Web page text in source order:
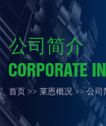
公司简介
首页 >> 莱恩概况 >> 公司